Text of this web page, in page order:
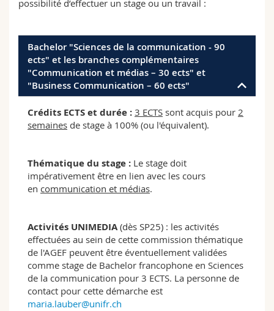
Science and Medicine
Interfaculty
Employees
PhD students
Webmail
Course catalogue
MyUnifr
possibilité d’effectuer un stage ou un travail :
Bachelor "Sciences de la communication - 90
ects" et les branches complémentaires
"Communication et médias – 30 ects" et
"Business Communication – 60 ects"
Crédits ECTS et durée : 3 ECTS sont acquis pour 2
semaines de stage à 100% (ou l'équivalent).
Thématique du stage : Le stage doit
impérativement être en lien avec les cours
en communication et médias.
Activités UNIMEDIA(dès SP25) : les activités
effectuées au sein de cette commission thématique
de l'AGEF peuvent être éventuellement validées
comme stage de Bachelor francophone en Sciences
de la communication pour 3 ECTS. La personne de
contact pour cette démarche est
maria.lauber@unifr.ch